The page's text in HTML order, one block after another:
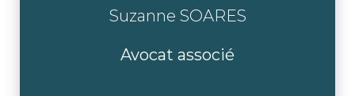
Suzanne SOARES
Avocat associé